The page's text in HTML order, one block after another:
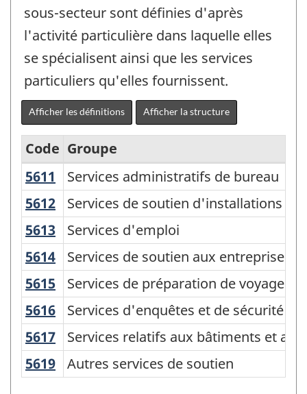
sous-secteur sont définies d'après
l'activité particulière dans laquelle elles
se spécialisent ainsi que les services
particuliers qu'elles fournissent.
Afficher les définitions Afficher la structure
Système
de
classification
des
industries
de
l'Amérique
du
Nord
(SCIAN)
Code Groupe
5611
Services administratifs de bureau
Services administratifs de bureau
5612 Services de soutien d'installations
Services de soutien d'installations
5613 Services d'emploi
Services d'emploi
5614 Services de soutien aux entreprises
Services de soutien aux entreprises
5615 Services de préparation de
Services de préparation de voyages
5616 Services d'enquêtes et de sécurité
Services d'enquêtes et de sécurité
5617 Services relatifs aux bâtiments et
Services relatifs aux bâtiments et
5619 Autres services de soutien
Autres services de soutien